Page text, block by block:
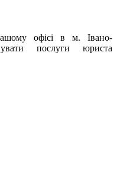
офісі в м. Івано-
послуги юриста